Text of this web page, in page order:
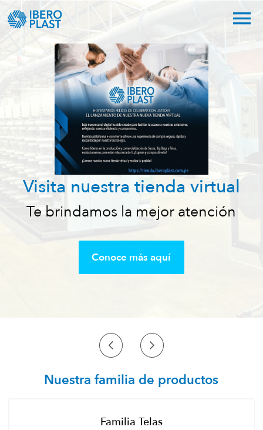
Líderes en producción y
comercialización
de sacos y telas de polipropileno
Nuestra familia de productos
FamiliaTelas